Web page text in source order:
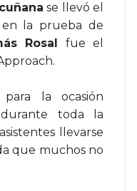
se llevó el
en la prueba de
Rosal
fue el
la ocasión
toda la
llevarse
que muchos no